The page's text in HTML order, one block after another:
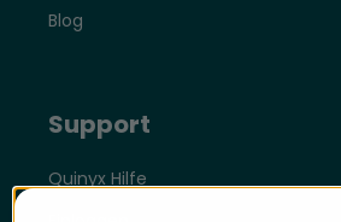
Blog
Support
Quinyx Hilfe